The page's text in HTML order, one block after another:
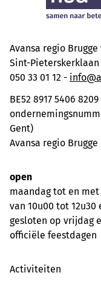
Avansa regio Brugge
Sint-Pieterskerklaan
050 33 01 12 -
BE52 8917 5406
Gent)
Avansa regio
open
maandag tot en
van 10u00 tot 12u30
gesloten op vrijdag
officiële feestdagen
Activiteiten